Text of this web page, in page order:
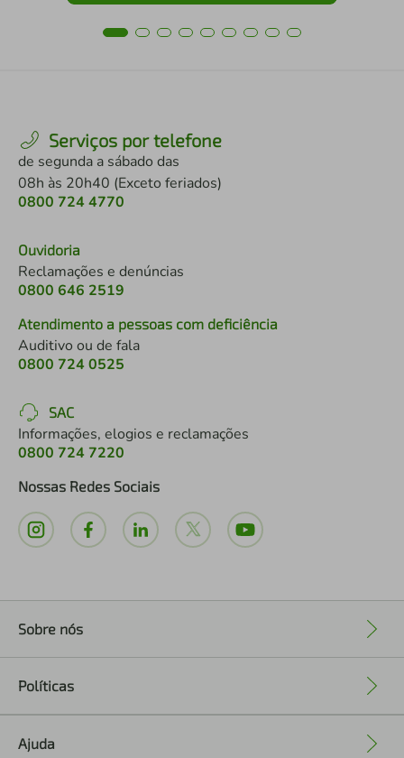
Serviços por telefone
de segunda a sábado das
08h às 20h40 (Exceto feriados)
0800 724 4770
Ouvidoria
Reclamações e denúncias
0800 646 2519
Atendimento a pessoas com deficiência
Auditivo ou de fala
0800 724 0525
SAC
Informações, elogios e reclamações
0800 724 7220
Nossas Redes Sociais
Sobre nós
Políticas
Ajuda